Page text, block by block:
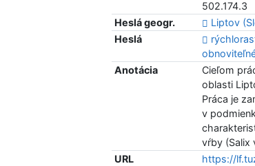
502.174.3
Heslá geogr.
Liptov
Heslá
Anotácia
Cieľom
oblasti
Práca je
v
vŕby (Salix
URL
https://